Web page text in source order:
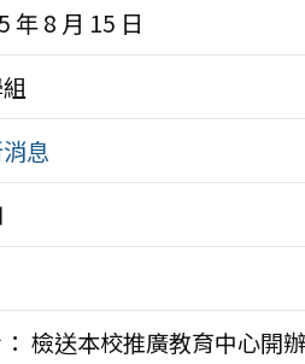
年 8 月 15 日
息
檢送本校推廣教育中心開